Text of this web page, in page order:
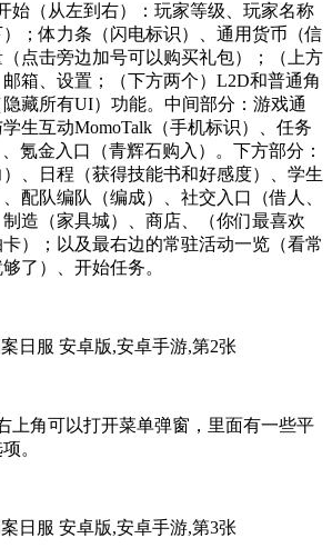
始（从左到右）：玩家等级、玩家名称
）；体力条（闪电标识）、通用货币（信
点击旁边加号可以购买礼包）；（上方
箱、设置；（下方两个）L2D和普通角
藏所有UI）功能。中间部分：游戏通
生互动MomoTalk（手机标识）、任务
氪金入口（青辉石购入）。下方部分：
、日程（获得技能书和好感度）、学生
配队编队（编成）、社交入口（借人、
造（家具城）、商店、（你们最喜欢
）；以及最右边的常驻活动一览（看常
了）、开始任务。
上角可以打开菜单弹窗，里面有一些平
。